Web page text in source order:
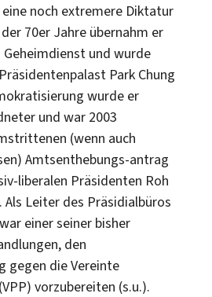
eine noch extremere Diktatur
70er Jahre übernahm er
und wurde
Park Chung
wurde er
und war 2003
(wenn auch
Amtsenthebungs-antrag
liberalen Präsidenten Roh
Leiter des Präsidialbüros
einer seiner bisher
den
gegen die Vereinte
vorzubereiten (s.u.).